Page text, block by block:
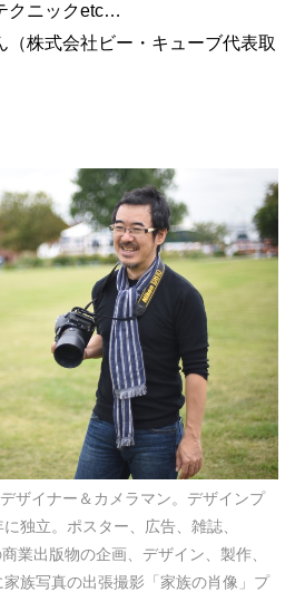
クニックetc…
（株式会社ビー・キューブ代表取
ザイナー＆カメラマン。デザインプ
独立。ポスター、広告、雑誌、
業出版物の企画、デザイン、製作、
族写真の出張撮影「家族の肖像」プ